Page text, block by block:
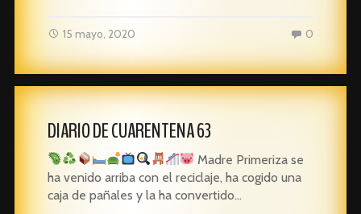
15 mayo, 2020 0
DIARIO DE CUARENTENA 63
Madre Primeriza se
ha venido arriba con el reciclaje, ha cogido una
caja de pañales y la ha convertido…